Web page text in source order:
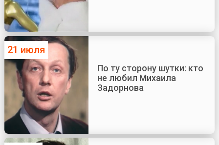
21 июля
По ту сторону шутки: кто
не любил Михаила
Задорнова